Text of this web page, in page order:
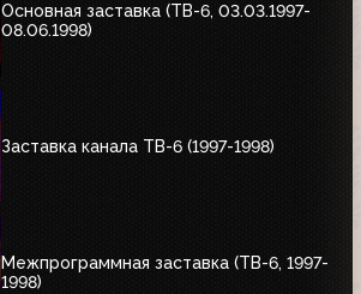
Основная заставка (ТВ-6, 03.03.1997-
08.06.1998)
Заставка канала ТВ-6 (1997-1998)
Межпрограммная заставка (ТВ-6, 1997-
1998)